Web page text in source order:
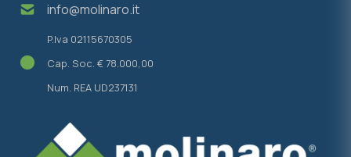
info@molinaro.it
P.Iva 02115670305
Cap. Soc. € 78.000,00
Num. REA UD237131